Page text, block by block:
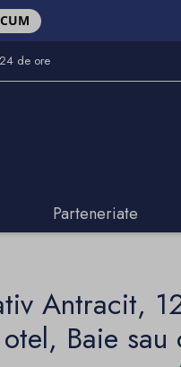
de ore
Parteneriate
Antracit,
Baie sau